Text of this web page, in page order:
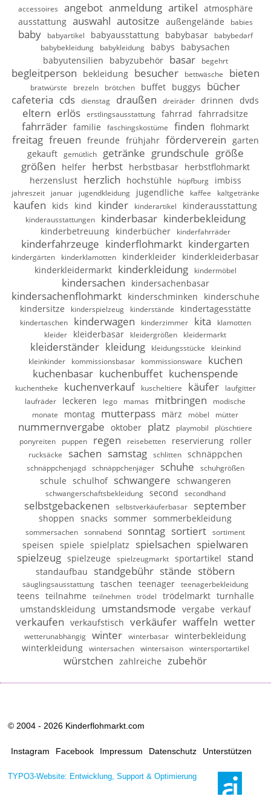
accessoires angebot anmeldung artikel atmosphäre
ausstattung auswahl autositze außengelände babies
baby babyartikel babyausstattung babybasar
babybedarf
babybekleidung
babykleidung babys
babysachen
babyutensilien
babyzubehör basar begehrt
begleitperson bekleidung besucher bettwäsche bieten
bratwürste brezeln brötchen buffet buggys
bücher
cafeteria cds dienstag draußen dreiräder drinnen dvds
eltern erlös erstlingsausstattung fahrrad fahrradsitze
fahrräder familie faschingskostüme finden flohmarkt
freitag freuen freunde frühjahr förderverein garten
gekauft
gemütlich getränke grundschule größe
größen
helfer herbst herbstbasar herbstflohmarkt
herzenslust herzlich hochstühle hüpfburg imbiss
jahreszeit januar jugendkleidung jugendliche kaffee kaltgetränke
kaufen kids kind kinder kinderartikel kinderausstattung
kinderausstattungen kinderbasar kinderbekleidung
kinderbetreuung kinderbücher kinderfahrräder
kinderfahrzeuge kinderflohmarkt kindergarten
kindergärten kinderklamotten kinderkleider kinderkleiderbasar
kinderkleidermarkt kinderkleidung kindermöbel
kindersachen kindersachenbasar
kindersachenflohmarkt kinderschminken
kinderschuhe
kindersitze
kinderspielzeug kinderstände kindertagesstätte
kindertaschen kinderwagen kinderzimmer kita
klamotten
kleider
kleiderbasar kleidergrößen kleidermarkt
kleiderständer kleidung kleidungsstücke
kleinkind
kleinkinder
kommissionsbasar kommissionsware
kuchen
kuchenbasar kuchenbuffet kuchenspende
kuchentheke kuchenverkauf kuscheltiere käufer
laufgitter
laufräder
leckeren lego mamas mitbringen
modische
monate
montag mutterpass märz möbel mütter
nummernvergabe oktober platz playmobil
plüschtiere
ponyreiten
puppen regen reisebetten reservierung roller
rucksäcke sachen samstag schlitten schnäppchen
schnäppchenjagd schnäppchenjäger schuhe schuhgrößen
schule schulhof schwangere schwangeren
schwangerschaftsbekleidung second secondhand
selbstgebackenen selbstverkäuferbasar september
shoppen snacks sommer sommerbekleidung
sommersachen sonnabend sonntag sortiert sortiment
speisen spiele spielplatz spielsachen spielwaren
spielzeug spielzeuge spielzeugmarkt sportartikel stand
standaufbau standgebühr stände stöbern
säuglingsausstattung taschen teenager teenagerbekleidung
teens teilnahme teilnehmen trödel trödelmarkt turnhalle
umstandskleidung umstandsmode vergabe verkauf
verkaufen verkaufstisch verkäufer waffeln wetter
wetterunabhängig winter winterbasar
winterbekleidung
winterkleidung
wintersachen wintersaison wintersportartikel
würstchen zahlreiche zubehör
© 2004 - 2026 Kinderflohmarkt.com
Instagram Facebook Impressum Datenschutz Unterstützen
TYPO3-Website: Entwicklung, Support & Optimierung